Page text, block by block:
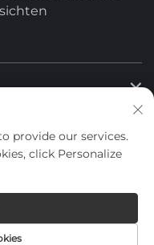
provide our services.
click Personalize